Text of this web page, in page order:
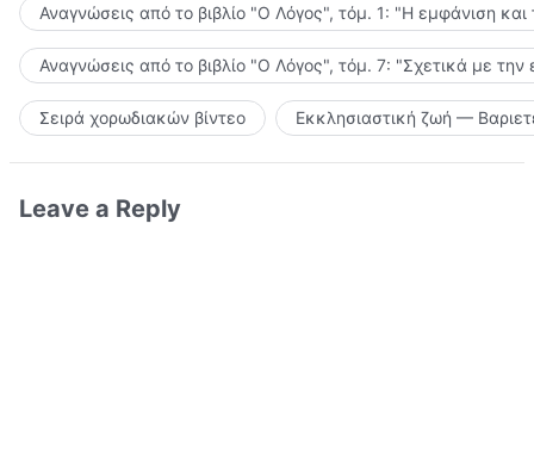
Αναγνώσεις από το βιβλίο "Ο Λόγος", τόμ. 1: "Η εμφάνιση
Αναγνώσεις από το βιβλίο "Ο Λόγος", τόμ. 7: "Σχετικά με την
Σειρά χορωδιακών βίντεο Εκκλησιαστική ζωή —
Leave a Reply